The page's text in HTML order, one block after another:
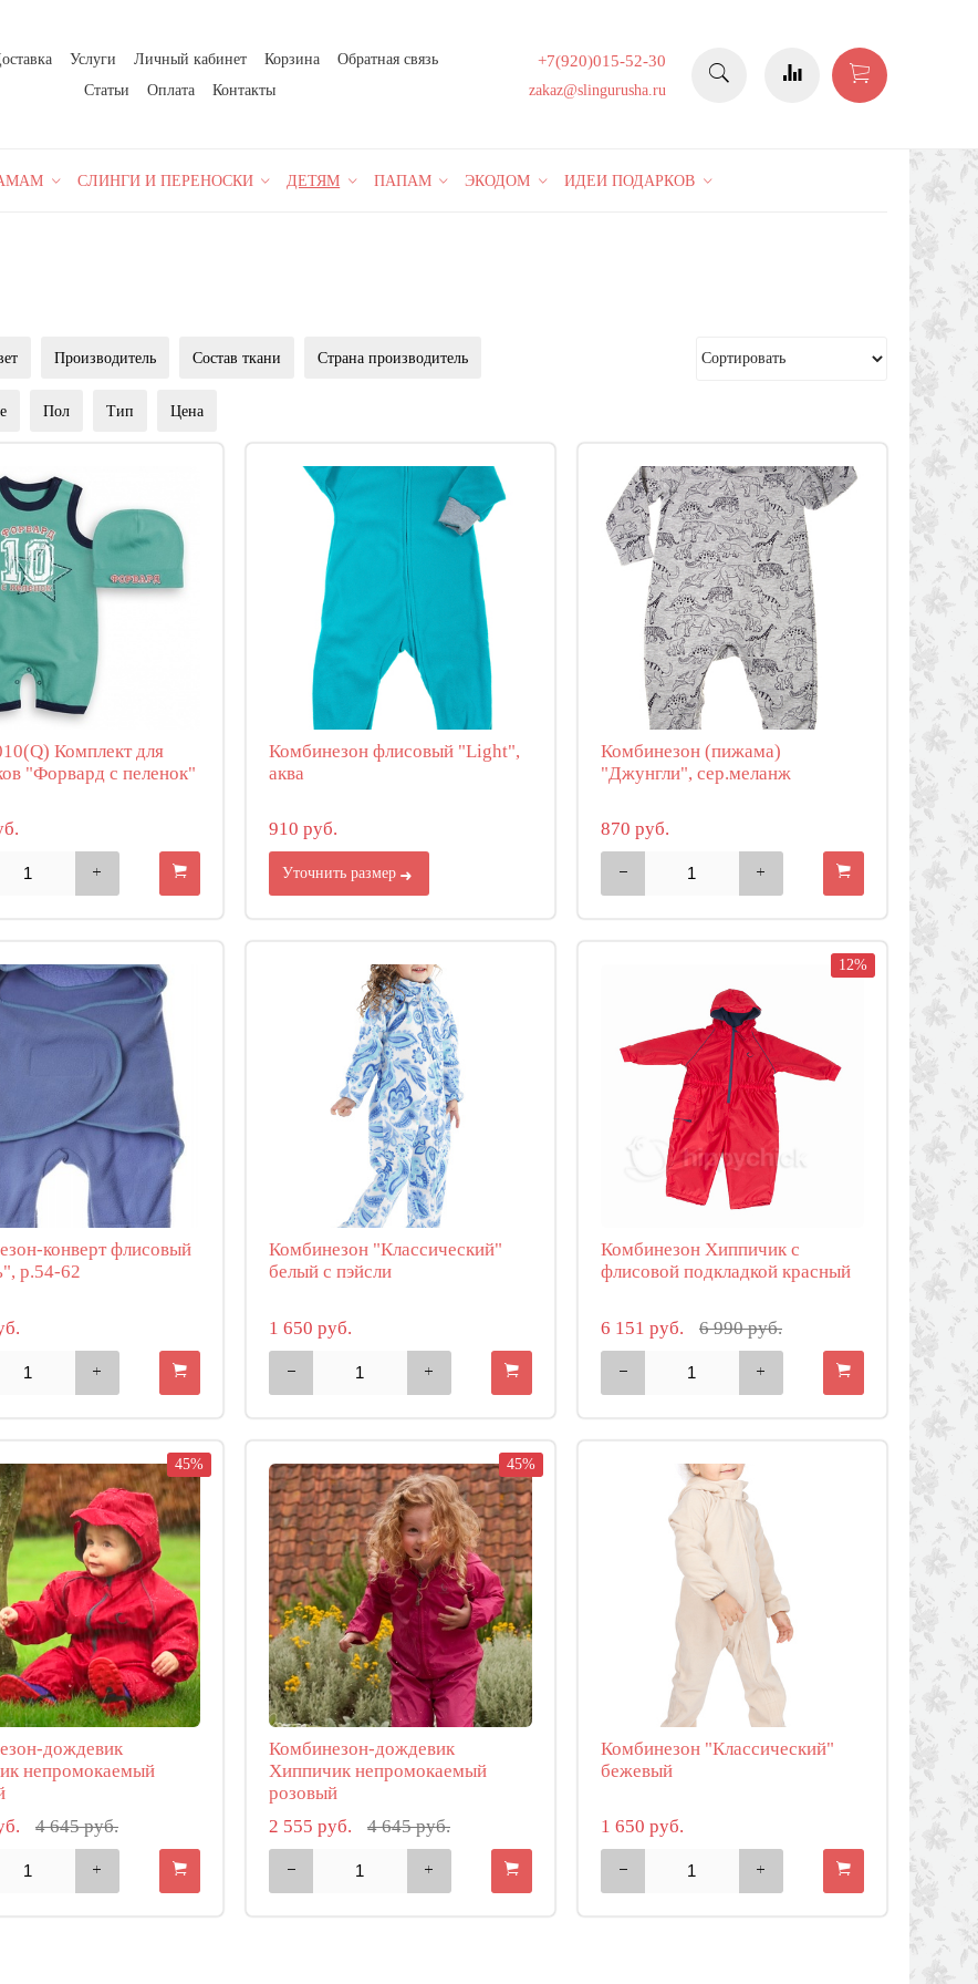
Услуги Личный кабинет Корзина
Обратная связь
Статьи
Оплата Контакты
+7(920)015-52-30
zakaz@slingurusha.ru
СЛИНГИ И ПЕРЕНОСКИ ДЕТЯМ ПАПАМ ЭКОДОМ ИДЕИ ПОДАРКОВ
Производитель Состав ткани Страна производитель
Пол Тип Цена
Комплект для
"Форвард с пеленок"
Комбинезон флисовый "Light",
аква
910 руб.
Уточнить размер
Комбинезон (пижама)
"Джунгли", сер.меланж
870 руб.
конверт флисовый
р.54-62
Комбинезон "Классический"
белый с пэйсли
1 650 руб.
12%
Комбинезон Хиппичик с
флисовой подкладкой красный
6 151 руб. 6 990 руб.
45%
дождевик
непромокаемый
4 645 руб.
45%
Комбинезон-дождевик
Хиппичик непромокаемый
розовый
2 555 руб.
4 645 руб.
Комбинезон "Классический"
бежевый
1 650 руб.